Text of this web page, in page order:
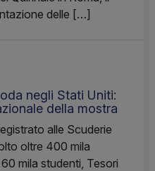
delle […]
negli Stati Uniti:
della mostra
alle Scuderie
oltre 400 mila
mila studenti, Tesori